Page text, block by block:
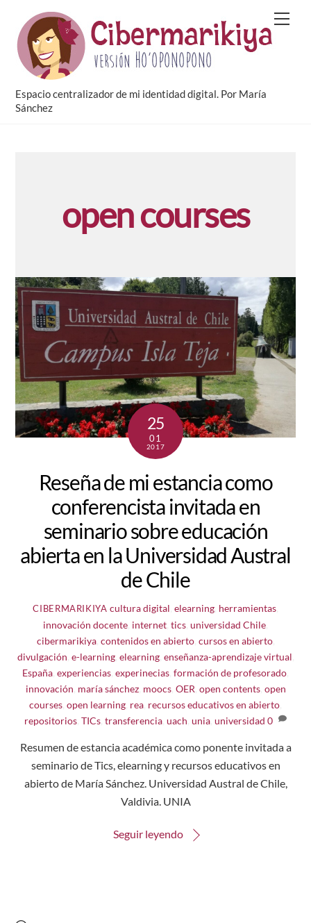
content
Espacio centralizador de mi identidad digital. Por María
Sánchez
open courses
25
01
2017
Reseña de mi estancia como
conferencista invitada en
seminario sobre educación
abierta en la Universidad Austral
de Chile
CIBERMARIKIYA cultura digital elearning, herramientas,
innovación docente internet tics universidad Chile
cibermarikiya, contenidos en abierto, cursos en abierto,
divulgación e-learning, elearning, enseñanza-aprendizaje virtual
España experiencias experinecias formación de profesorado
innovación maría sánchez, moocs, OER open contents, open
courses open learning rea recursos educativos en abierto
repositorios ,TICs ,transferencia ,uach ,unia ,universidad 0
Resumen de estancia académica como ponente invitada a
seminario de Tics, elearning y recursos educativos en
abierto de María Sánchez. Universidad Austral de Chile,
Valdivia. UNIA
Seguir leyendo